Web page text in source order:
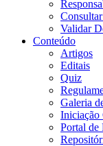
Validar
Conteúdo
Artigos
Editais
Quiz
Galeria
Iniciação
Portal de